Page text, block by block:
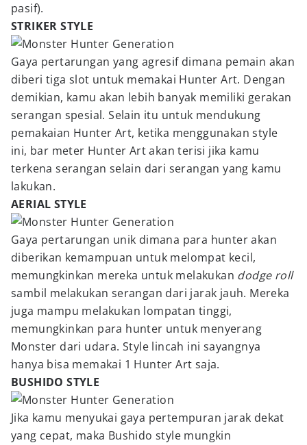
pasif).
STRIKER STYLE
Gaya pertarungan yang agresif dimana pemain akan
diberi tiga slot untuk memakai Hunter Art. Dengan
demikian, kamu akan lebih banyak memiliki gerakan
serangan spesial. Selain itu untuk mendukung
pemakaian Hunter Art, ketika menggunakan style
ini, bar meter Hunter Art akan terisi jika kamu
terkena serangan selain dari serangan yang kamu
lakukan.
AERIAL STYLE
Gaya pertarungan unik dimana para hunter akan
diberikan kemampuan untuk melompat kecil,
memungkinkan mereka untuk melakukan dodge roll
sambil melakukan serangan dari jarak jauh. Mereka
juga mampu melakukan lompatan tinggi,
memungkinkan para hunter untuk menyerang
Monster dari udara. Style lincah ini sayangnya
hanya bisa memakai 1 Hunter Art saja.
BUSHIDO STYLE
Jika kamu menyukai gaya pertempuran jarak dekat
yang cepat, maka Bushido style mungkin